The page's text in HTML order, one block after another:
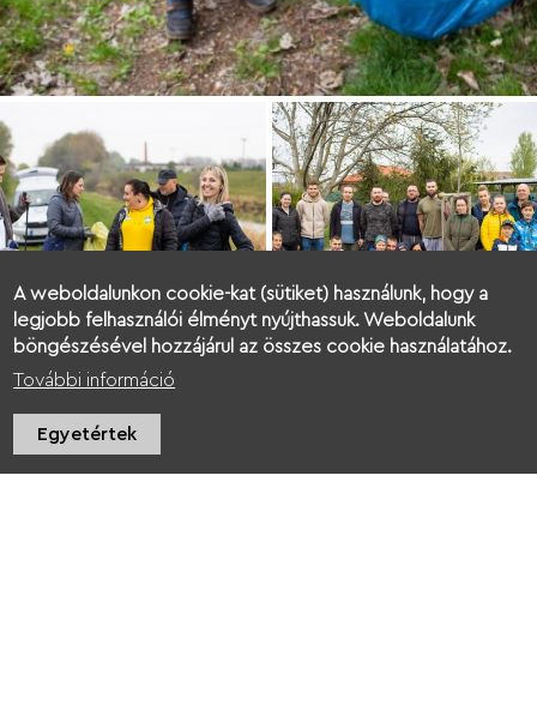
A weboldalunkon cookie-kat (sütiket) használunk, hogy a
legjobb felhasználói élményt nyújthassuk. Weboldalunk
böngészésével hozzájárul az összes cookie használatához.
További információ
Egyetértek